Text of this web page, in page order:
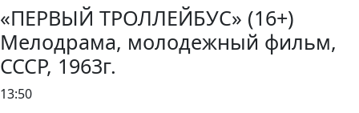
«ПЕРВЫЙ ТРОЛЛЕЙБУС» (16+)
Мелодрама, молодежный фильм,
СССР, 1963г.
13:50